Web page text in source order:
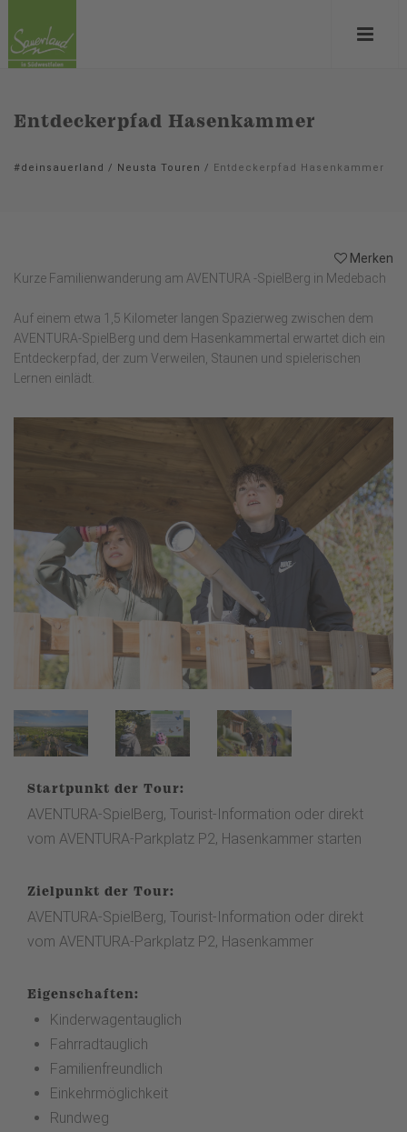
Entdeckerpfad Hasenkammer
#deinsauerland / Neusta Touren / Entdeckerpfad Hasenkammer
Merken
Kurze Familienwanderung am AVENTURA -SpielBerg in Medebach
Auf einem etwa 1,5 Kilometer langen Spazierweg zwischen dem
AVENTURA-SpielBerg und dem Hasenkammertal erwartet dich ein
Entdeckerpfad, der zum Verweilen, Staunen und spielerischen
Lernen einlädt.
Startpunkt der Tour:
AVENTURA-SpielBerg, Tourist-Information oder direkt
vom AVENTURA-Parkplatz P2, Hasenkammer starten
Zielpunkt der Tour:
AVENTURA-SpielBerg, Tourist-Information oder direkt
vom AVENTURA-Parkplatz P2, Hasenkammer
Eigenschaften:
Kinderwagentauglich
Fahrradtauglich
Familienfreundlich
Einkehrmöglichkeit
Rundweg